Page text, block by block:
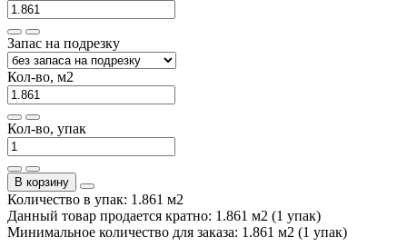
Запас на подрезку
Кол-во, м2
Кол-во, упак
В корзину
Количество в упак: 1.861 м2
Данный товар продается кратно: 1.861 м2 (1 упак)
Минимальное количество для заказа: 1.861 м2 (1 упак)